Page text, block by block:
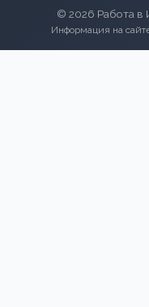
© 2026 Работа в
Информация на